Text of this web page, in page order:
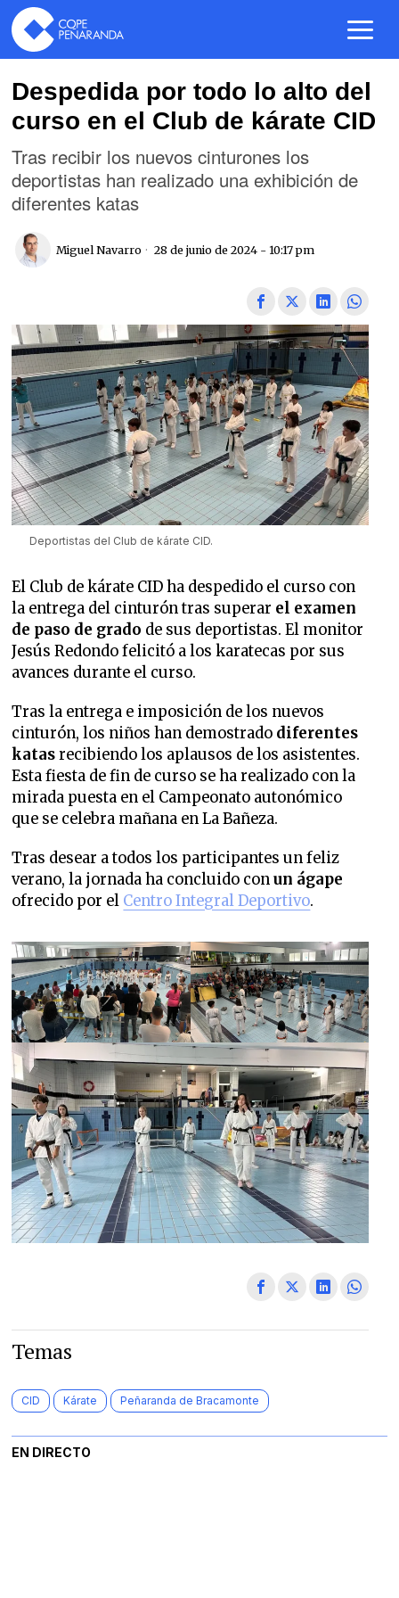
Despedida por todo lo alto del
curso en el Club de kárate CID
Tras recibir los nuevos cinturones los
deportistas han realizado una exhibición de
diferentes katas
Miguel Navarro 28 de junio de 2024 - 10:17 pm
Deportistas del Club de kárate CID.
El Club de kárate CID ha despedido el curso con
la entrega del cinturón tras superar el examen
de paso de grado de sus deportistas. El monitor
Jesús Redondo felicitó a los karatecas por sus
avances durante el curso.
Tras la entrega e imposición de los nuevos
cinturón, los niños han demostrado diferentes
katasrecibiendo los aplausos de los asistentes.
Esta fiesta de fin de curso se ha realizado con la
mirada puesta en el Campeonato autonómico
que se celebra mañana en La Bañeza.
Tras desear a todos los participantes un feliz
verano, la jornada ha concluido conun ágape
ofrecido por el Centro Integral Deportivo.
Temas
CID Kárate Peñaranda de Bracamonte
EN DIRECTO